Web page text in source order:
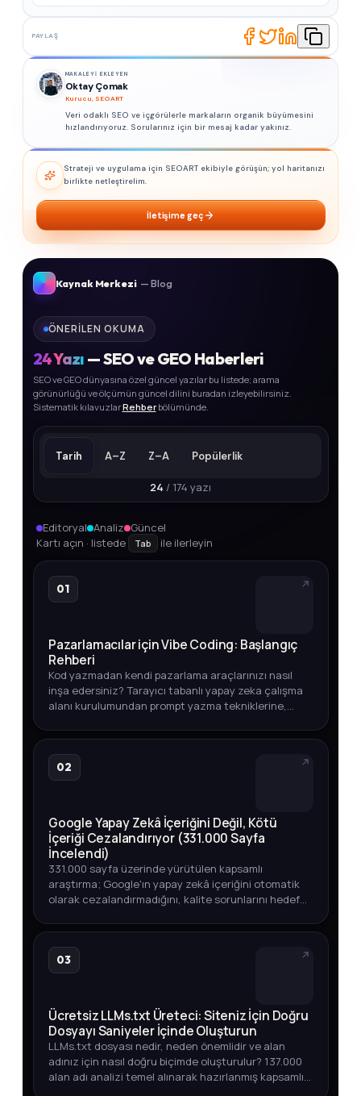
PAYLAŞ
MAKALEYI EKLEYEN
Oktay Çomak
Kurucu, SEOART
Veri odaklı SEO ve içgörülerle markaların organik büyümesini
hızlandırıyoruz. Sorularınız için bir mesaj kadar yakınız.
Strateji ve uygulama için SEOART ekibiyle görüşün; yol haritanızı
birlikte netleştirelim.
İletişime geç
Kaynak Merkezi — Blog
ÖNERILEN OKUMA
24Yazı — SEO ve GEO Haberleri
SEO ve GEO dünyasına özel güncel yazılar bu listede; arama
görünürlüğü ve ölçümün güncel dilini buradan izleyebilirsiniz.
Sistematik kılavuzlarRehber bölümünde.
Tarih A–Z Z–A Popülerlik
24 / 174 yazı
Editoryal Analiz Güncel
Kartı açın · listede
Tab ile ilerleyin
01
Pazarlamacılar için Vibe Coding: Başlangıç
Rehberi
Kod yazmadan kendi pazarlama araçlarınızı nasıl
inşa edersiniz? Tarayıcı tabanlı yapay zeka çalışma
alanı kurulumundan prompt yazma tekniklerine,
adım adım açıklıyoruz.
02
Google Yapay Zekâ İçeriğini Değil, Kötü
İçeriği Cezalandırıyor (331.000 Sayfa
İncelendi)
331.000 sayfa üzerinde yürütülen kapsamlı
araştırma; Google'ın yapay zekâ içeriğini otomatik
olarak cezalandırmadığını, kalite sorunlarını hedef
endeksleme oranları v…
03
Ücretsiz LLMs.txt Üreteci: Siteniz İçin Doğru
Dosyayı Saniyeler İçinde Oluşturun
LLMs.txt dosyası nedir, neden önemlidir ve alan
adınız için nasıl doğru biçimde oluşturulur? 137.000
alan adı analizi temel alınarak hazırlanmış kapsamlı